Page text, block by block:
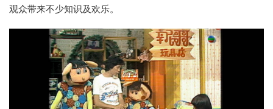
观众带来不少知识及欢乐。